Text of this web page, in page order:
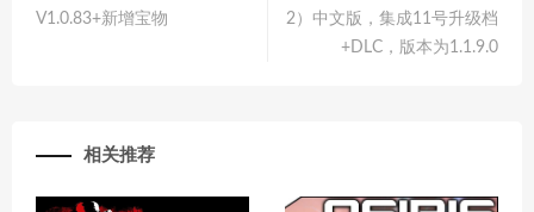
V1.0.83+新增宝物
2）中文版，集成11号升级档
+DLC，版本为1.1.9.0
相关推荐